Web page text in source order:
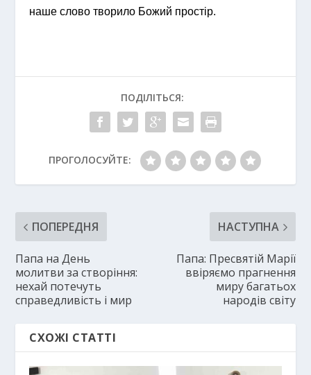
наше слово творило Божий простір.
ПОДІЛІТЬСЯ:
ПРОГОЛОСУЙТЕ:
ПОПЕРЕДНЯ
Папа на День
молитви за створіння:
нехай потечуть
справедливість і мир
НАСТУПНА
Папа: Пресвятій Марії
ввіряємо прагнення
миру багатьох
народів світу
СХОЖІ СТАТТІ